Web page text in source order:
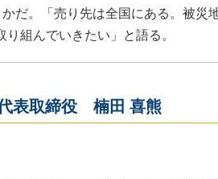
だ。「売り先は全国にある。被災
組んでいきたい」と語る。
表取締役 楠田 喜熊